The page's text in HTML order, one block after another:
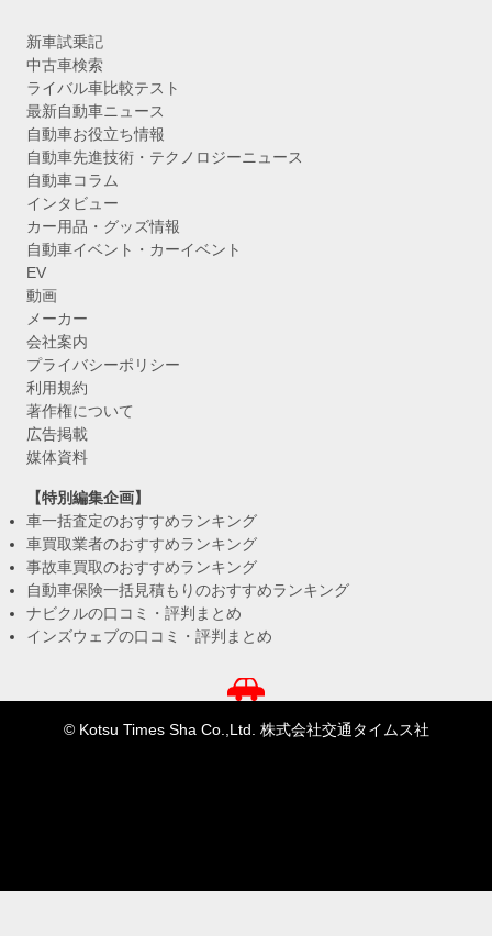
新車試乗記
中古車検索
ライバル車比較テスト
最新自動車ニュース
自動車お役立ち情報
自動車先進技術・テクノロジーニュース
自動車コラム
インタビュー
カー用品・グッズ情報
自動車イベント・カーイベント
EV
動画
メーカー
会社案内
プライバシーポリシー
利用規約
著作権について
広告掲載
媒体資料
【特別編集企画】
車一括査定のおすすめランキング
車買取業者のおすすめランキング
事故車買取のおすすめランキング
自動車保険一括見積もりのおすすめランキング
ナビクルの口コミ・評判まとめ
インズウェブの口コミ・評判まとめ
© Kotsu Times Sha Co.,Ltd. 株式会社交通タイムス社